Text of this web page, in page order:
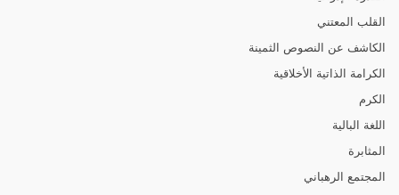
القلب المعتني
الكاشف عن النصوص الثمينة
الكرامة الذاتية الأخلاقية
الكرم
اللغة البالية
المثابرة
المجتمع الرهباني